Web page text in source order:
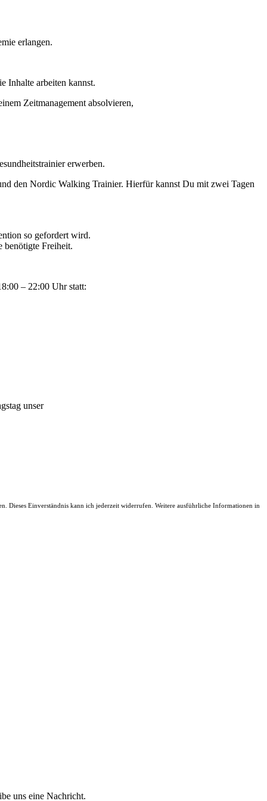
erlangen.
Inhalte arbeiten kannst.
Zeitmanagement absolvieren,
erwerben.
den Nordic Walking Trainier. Hierfür kannst Du mit zwei Tagen
so gefordert wird.
benötigte Freiheit.
– 22:00 Uhr statt:
unser
Dieses Einverständnis kann ich jederzeit widerrufen. Weitere ausführliche Informationen in
uns eine Nachricht.